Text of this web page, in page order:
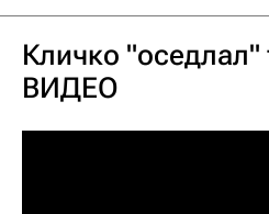
Кличко "оседлал"
ВИДЕО